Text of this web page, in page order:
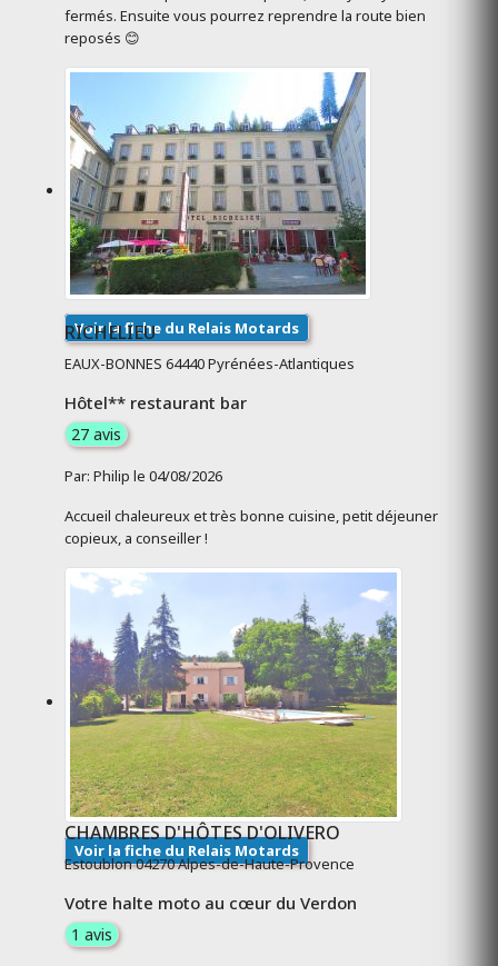
fermés. Ensuite vous pourrez reprendre la route bien
reposés 😊
Voir la fiche du Relais Motards
RICHELIEU
EAUX-BONNES 64440 Pyrénées-Atlantiques
Hôtel** restaurant bar
27 avis
Par: Philip le 04/08/2026
Accueil chaleureux et très bonne cuisine, petit déjeuner
copieux, a conseiller !
Voir la fiche du Relais Motards
CHAMBRES D'HÔTES D'OLIVERO
Estoublon 04270 Alpes-de-Haute-Provence
Votre halte moto au cœur du Verdon
1 avis